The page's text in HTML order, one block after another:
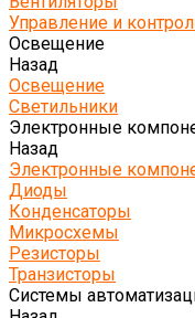
Управление и
Освещение
Назад
Освещение
Светильники
Электронные
Назад
Электронные
Диоды
Конденсаторы
Микросхемы
Резисторы
Транзисторы
Системы